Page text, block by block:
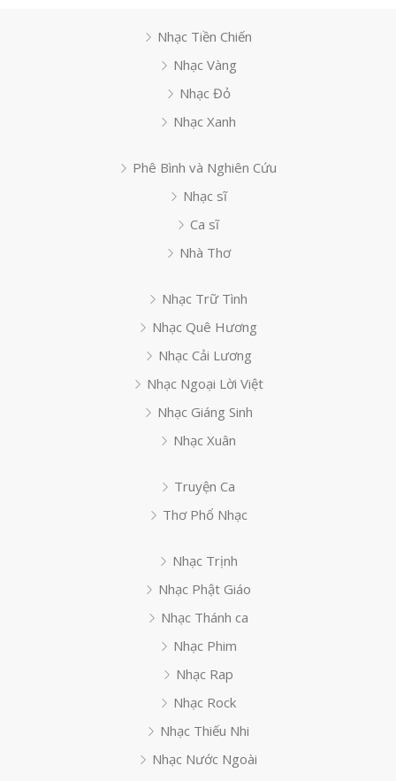
Nhạc Tiền Chiến
Nhạc Vàng
Nhạc Đỏ
Nhạc Xanh
Phê Bình và Nghiên Cứu
Nhạc sĩ
Ca sĩ
Nhà Thơ
Nhạc Trữ Tình
Nhạc Quê Hương
Nhạc Cải Lương
Nhạc Ngoại Lời Việt
Nhạc Giáng Sinh
Nhạc Xuân
Truyện Ca
Thơ Phổ Nhạc
Nhạc Trịnh
Nhạc Phật Giáo
Nhạc Thánh ca
Nhạc Phim
Nhạc Rap
Nhạc Rock
Nhạc Thiếu Nhi
Nhạc Nước Ngoài